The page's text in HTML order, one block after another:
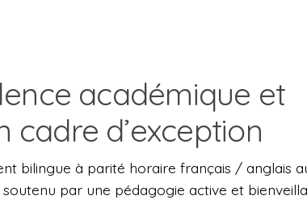
académique et
cadre d’exception
bilingue à parité horaire français / anglais
par une pédagogie active et